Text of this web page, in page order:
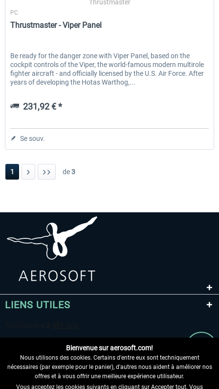
Thrustmaster
PC
Thrustmaster - Viper Panel
Be ready for the danger zone with Viper Panel, based on the
cockpit controls of the Viper, the world-famous modern multirole
fighter aircraft - and officially licensed by the U.S. Air Force. After
years of developing the Hotas Warthog,...
231,92 € *
Se souv.
1 de3
LIENS UTILES
Bienvenue sur aerosoft.com!
Nous utilisons des cookies. Certains d'entre eux sont techniquement
nécessaires (par exemple pour le panier), d'autres nous aident à améliorer nos
offres et à vous offrir une meilleure expérience utilisateur.
Vous acceptez les cookies suivants en cliquant sur Accepter tout. Vous